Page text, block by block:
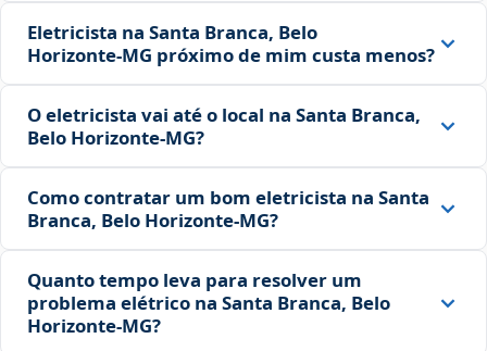
Eletricista na Santa Branca, Belo
Horizonte‑MG próximo de mim custa menos?
O eletricista vai até o local na Santa Branca,
Belo Horizonte‑MG?
Como contratar um bom eletricista na Santa
Branca, Belo Horizonte‑MG?
Quanto tempo leva para resolver um
problema elétrico na Santa Branca, Belo
Horizonte‑MG?